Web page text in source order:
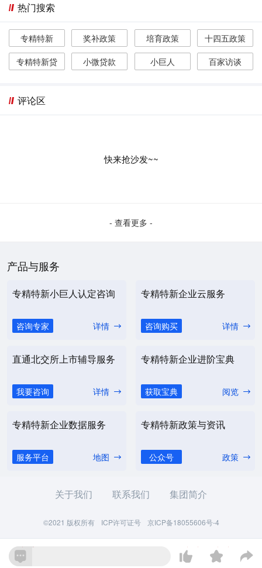
热门搜索
专精特新 奖补政策 培育政策
十四五政策
专精特新贷
小微贷款 小巨人 百家访谈
评论区
快来抢沙发~~
- 查看更多 -
产品与服务
专精特新小巨人认定咨询
咨询专家 详情
专精特新企业云服务
咨询购买 详情
直通北交所上市辅导服务
我要咨询 详情
专精特新企业进阶宝典
获取宝典 阅览
专精特新企业数据服务
服务平台 地图
专精特新政策与资讯
公众号 政策
关于我们 联系我们 集团简介
©2021 版权所有 ICP许可证号 京ICP备18055606号-4